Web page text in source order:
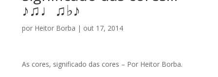
♪♫♩♫♭♪
por Heitor Borba | out 17, 2014
As cores, significado das cores – Por Heitor Borba.